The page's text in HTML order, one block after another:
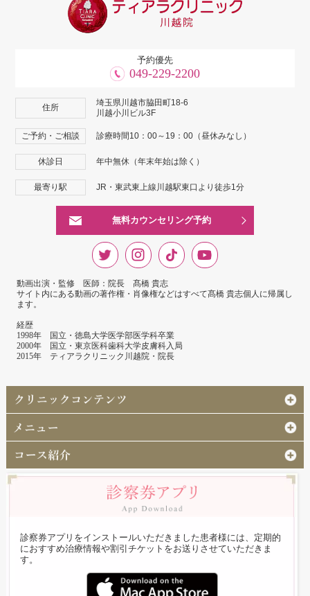
予約優先
049-229-2200
住所
埼玉県川越市脇田町18-6
川越小川ビル3F
ご予約・ご相談 診療時間10：00～19：00（昼休みなし）
休診日 年中無休（年末年始は除く）
最寄り駅 JR・東武東上線川越駅東口より徒歩1分
無料カウンセリング予約
動画出演・監修 医師：院長 髙橋 貴志
サイト内にある動画の著作権・肖像権などはすべて髙橋 貴志個人に帰属し
ます。
経歴
1998年 国立・徳島大学医学部医学科卒業
2000年 国立・東京医科歯科大学皮膚科入局
2015年 ティアラクリニック川越院・院長
診察券アプリをインストールいただきました患者様には、定期的
におすすめ治療情報や割引チケットをお送りさせていただきま
す。